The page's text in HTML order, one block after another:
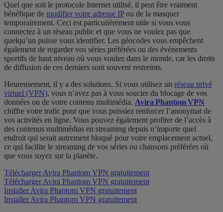
Quel que soit le protocole Internet utilisé, il peut être vraiment
bénéfique de modifier votre adresse IP ou de la masquer
temporairement. Ceci est particulièrement utile si vous vous
connectez à un réseau public et que vous ne voulez pas que
quelqu’un puisse vous identifier. Les géocodes vous empêchent
également de regarder vos séries préférées ou des événements
sportifs de haut niveau où vous voulez dans le monde, car les droits
de diffusion de ces derniers sont souvent restreints.
Heureusement, il y a des solutions. Si vous utilisez un réseau privé
virtuel (VPN), vous n’avez pas à vous soucier du blocage de vos
données ou de votre contenu multimédia. Avira Phantom VPN
chiffre votre trafic pour que vous puissiez renforcer l’anonymat de
vos activités en ligne. Vous pouvez également profiter de l’accès à
des contenus multimédias en streaming depuis n’importe quel
endroit qui serait autrement bloqué pour votre emplacement actuel,
ce qui facilite le streaming de vos séries ou chansons préférées où
que vous soyez sur la planète.
Télécharger Avira Phantom VPN gratuitement
Télécharger Avira Phantom VPN gratuitement
Installer Avira Phantom VPN gratuitement
Installer Avira Phantom VPN gratuitement